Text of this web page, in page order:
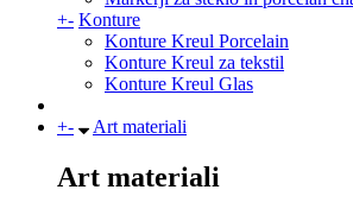
+- Konture
Konture Kreul Porcelain
Konture Kreul za tekstil
Konture Kreul Glas
+- Art materiali
Art materiali